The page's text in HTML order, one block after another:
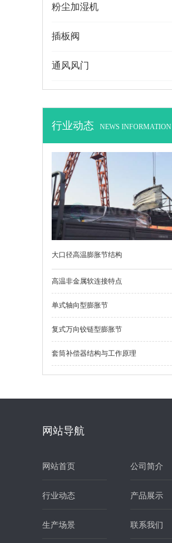
粉尘加湿机
插板阀
通风风门
行业动态 NEWS INFORMATION
大口径高温膨胀节结构
高温非金属软连接特点
单式轴向型膨胀节
复式万向铰链型膨胀节
套筒补偿器结构与工作原理
网站导航
网站首页 公司简介
行业动态 产品展示
生产场景 联系我们